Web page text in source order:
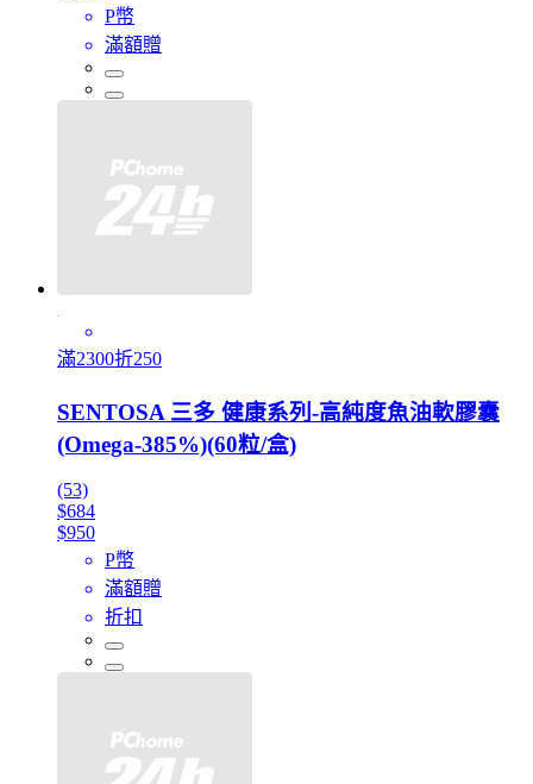
P幣
滿額贈
滿2300折250
SENTOSA 三多 健康系列-高純度魚油軟膠囊
(Omega-385%)(60粒/盒)
(53)
$684
$950
P幣
滿額贈
折扣